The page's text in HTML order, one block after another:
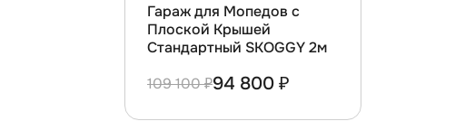
Гараж для Мопедов с
Плоской Крышей
Стандартный SKOGGY 2м
109 100 ₽94 800 ₽